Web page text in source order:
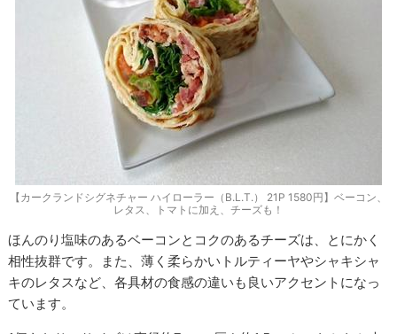
【カークランドシグネチャー ハイローラー（B.L.T.） 21P 1580円】ベーコン、
レタス、トマトに加え、チーズも！
ほんのり塩味のあるベーコンとコクのあるチーズは、とにかく
相性抜群です。また、薄く柔らかいトルティーヤやシャキシャ
キのレタスなど、各具材の食感の違いも良いアクセントになっ
ています。